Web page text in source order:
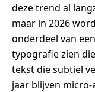
deze trend al
maar in 2026
onderdeel van
typografie zien
tekst die subtiel
jaar blijven